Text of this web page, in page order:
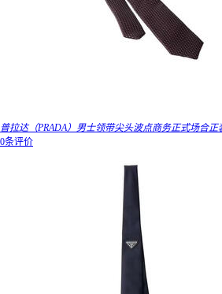
普拉达（PRADA）男士领带尖头波点商务正式场合正
0条评价